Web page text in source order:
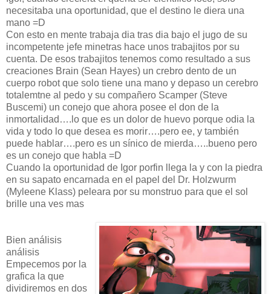
necesitaba una oportunidad, que el destino le diera una
mano =D
Con esto en mente trabaja dia tras dia bajo el jugo de su
incompetente jefe minetras hace unos trabajitos por su
cuenta. De esos trabajitos tenemos como resultado a sus
creaciones Brain (Sean Hayes) un crebro dento de un
cuerpo robot que solo tiene una mano y depaso un cerebro
totalemtne al pedo y su compañero Scamper (Steve
Buscemi) un conejo que ahora posee el don de la
inmortalidad….lo que es un dolor de huevo porque odia la
vida y todo lo que desea es morir….pero ee, y también
puede hablar….pero es un sínico de mierda…..bueno pero
es un conejo que habla =D
Cuando la oportunidad de Igor porfin llega la y con la piedra
en su sapato encarnada en el papel del Dr. Holzwurm
(Myleene Klass) peleara por su monstruo para que el sol
brille una ves mas
Bien análisis
análisis
Empecemos por la
grafica la que
dividiremos en dos